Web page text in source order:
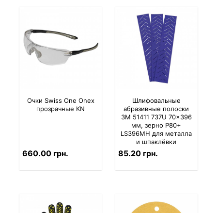
Очки Swiss One Onex
прозрачные KN
660.00 грн.
Шлифовальные
абразивные полоски
3M 51411 737U 70×396
мм, зерно P80+
LS396MH для металла
и шпаклёвки
85.20 грн.